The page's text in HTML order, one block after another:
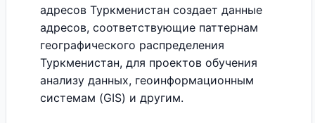
адресов Туркменистан создает данные
адресов, соответствующие паттернам
географического распределения
Туркменистан, для проектов обучения
анализу данных, геоинформационным
системам (GIS) и другим.